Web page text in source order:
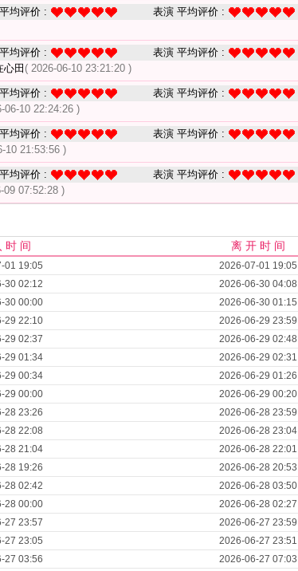
均评价 : 表演 平均评价 :
均评价 : 表演 平均评价 :
田 ( 2026-06-10 23:21:20 )
均评价 : 表演 平均评价 :
06-10 22:24:26 )
均评价 : 表演 平均评价 :
10 21:53:56 )
均评价 : 表演 平均评价 :
09 07:52:28 )
时 间 离 开 时 间
01 19:05 2026-07-01 19:05
30 02:12 2026-06-30 04:08
30 00:00 2026-06-30 01:15
29 22:10 2026-06-29 23:59
29 02:37 2026-06-29 02:48
29 01:34 2026-06-29 02:31
29 00:34 2026-06-29 01:26
29 00:00 2026-06-29 00:20
28 23:26 2026-06-28 23:59
28 22:08 2026-06-28 23:04
28 21:04 2026-06-28 22:01
28 19:26 2026-06-28 20:53
28 02:42 2026-06-28 03:50
28 00:00 2026-06-28 02:27
27 23:57 2026-06-27 23:59
27 23:05 2026-06-27 23:51
27 03:56 2026-06-27 07:03